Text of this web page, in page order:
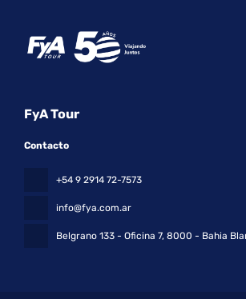
FyA Tour
Contacto
+54 9 2914 72-7573
info@fya.com.ar
Belgrano 133 - Oficina 7, 8000 - Bahia